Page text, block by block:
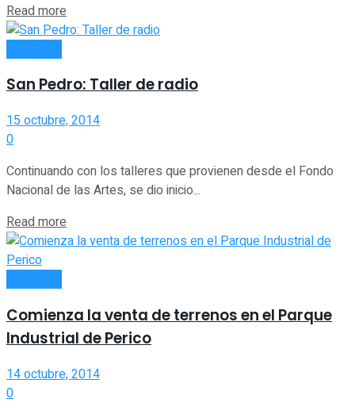
Read more
San Pedro: Taller de radio
15 octubre, 2014
0
Continuando con los talleres que provienen desde el Fondo
Nacional de las Artes, se dio inicio...
Read more
Comienza la venta de terrenos en el Parque
Industrial de Perico
14 octubre, 2014
0